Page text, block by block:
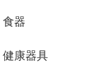
食器
健康器具